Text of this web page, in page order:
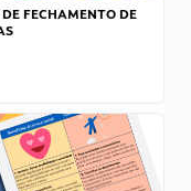
FECHAMENTO DE